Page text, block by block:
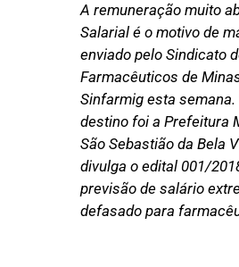
A remuneração muito
Salarial é o motivo de
enviado pelo Sindicato
Farmacêuticos de
Sinfarmig esta semana.
destino foi a Prefeitura
São Sebastião da Bela
divulga o edital 001/
previsão de salário
defasado para